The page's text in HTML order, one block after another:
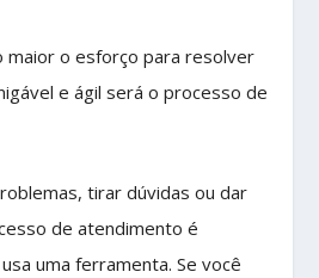
maior o esforço para resolver
e ágil será o processo de
tirar dúvidas ou dar
de atendimento é
uma ferramenta. Se você